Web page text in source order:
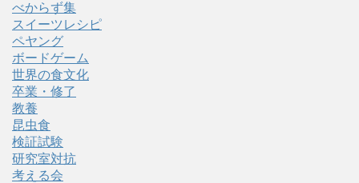
べからず集
スイーツレシピ
ペヤング
ボードゲーム
世界の食文化
卒業・修了
教養
昆虫食
検証試験
研究室対抗
考える会